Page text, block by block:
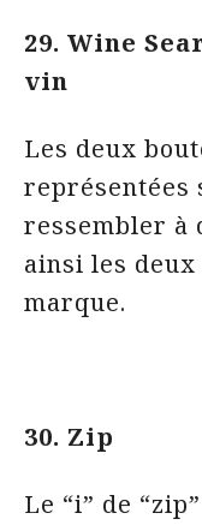
29. Wine
vin
Les deux
représentées
ressembler à
ainsi les deux
marque.
30. Zip
Le “i” de